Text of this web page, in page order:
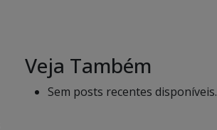
Veja Também
Sem posts recentes disponíveis.